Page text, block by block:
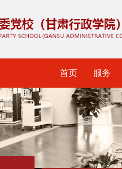
首页 服务